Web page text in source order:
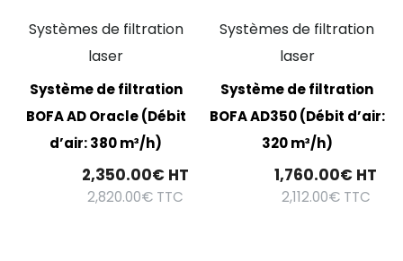
Systèmes de filtration
laser
Système de filtration
BOFA AD Oracle (Débit
d’air: 380 m³/h)
2,350.00€ HT
2,820.00€TTC
Systèmes de filtration
laser
Système de filtration
BOFA AD350 (Débit d’air:
320 m³/h)
1,760.00€ HT
2,112.00€TTC